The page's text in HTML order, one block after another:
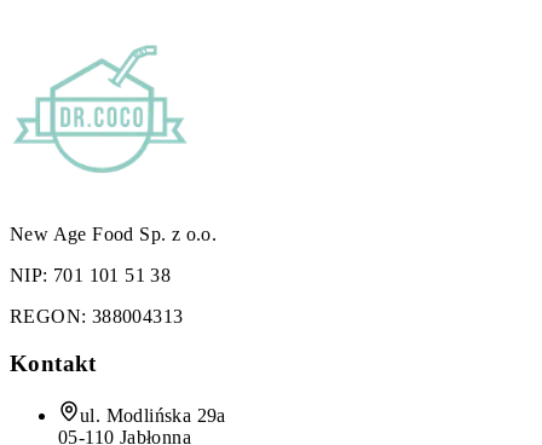
New Age Food Sp. z o.o.
NIP: 701 101 51 38
REGON: 388004313
Kontakt
ul. Modlińska 29a
05-110 Jabłonna